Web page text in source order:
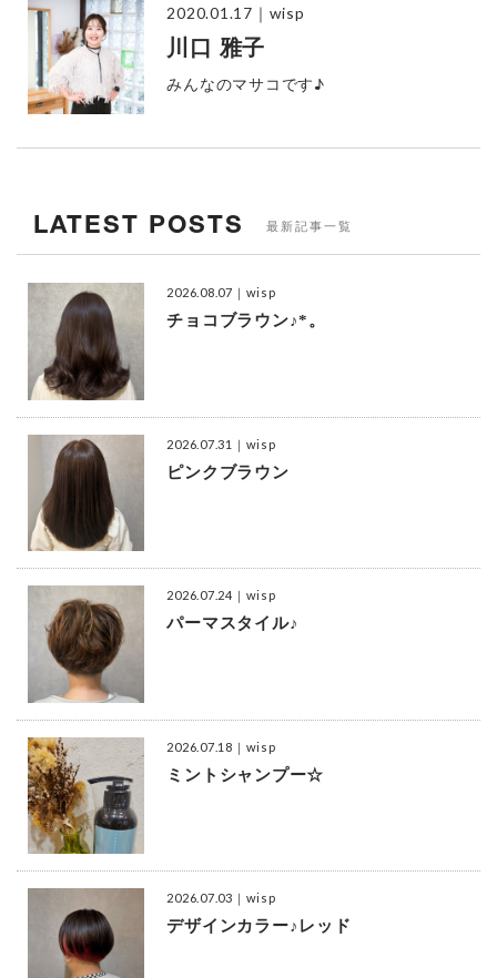
2020.01.17 ｜wisp
川口 雅子
みんなのマサコです♪
LATEST POSTS 最新記事一覧
2026.08.07 ｜wisp
チョコブラウン♪*。
2026.07.31 ｜wisp
ピンクブラウン
2026.07.24 ｜wisp
パーマスタイル♪
2026.07.18 ｜wisp
ミントシャンプー☆
2026.07.03 ｜wisp
デザインカラー♪レッド